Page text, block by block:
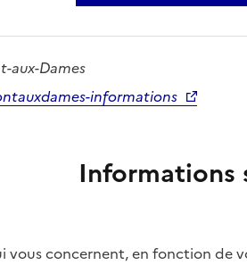
aux-Dames
informations
Informations
concernent, en fonction de